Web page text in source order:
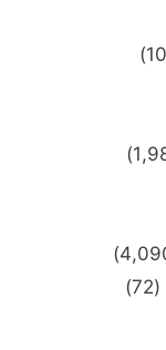
(72)